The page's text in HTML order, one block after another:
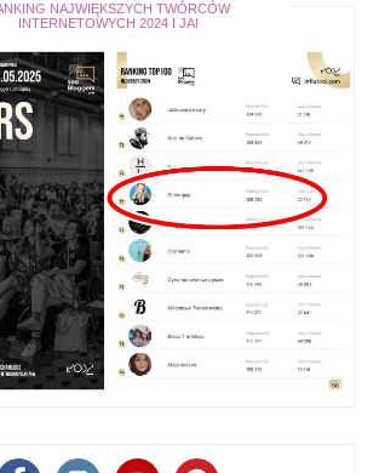
NAJWIĘKSZYCH TWÓRCÓW
INTERNETOWYCH 2024 I JA!